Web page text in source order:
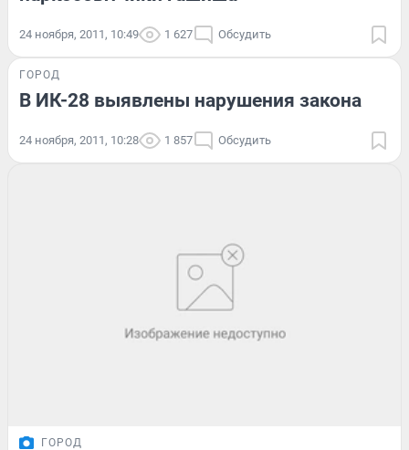
24 ноября, 2011, 10:49 1 627 Обсудить
ГОРОД
В ИК-28 выявлены нарушения закона
24 ноября, 2011, 10:28 1 857 Обсудить
ГОРОД